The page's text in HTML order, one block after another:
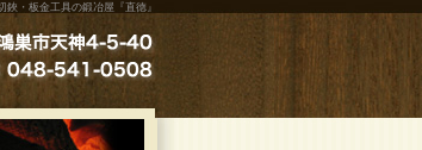
鋏・板金工具の鍛冶屋『直徳』